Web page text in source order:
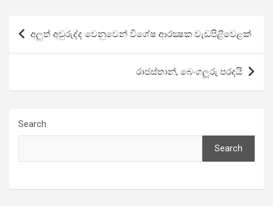
Post
navigation
අලුත් අවුරුද්ද වෙනුවෙන් විශේෂ ආරක්‍ෂක වැඩපිළිවෙළක්
රාජස්තාන්, බෙංගලූරු පරදයි
Search
Search